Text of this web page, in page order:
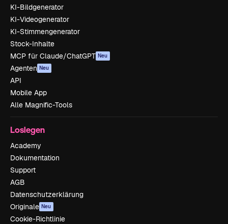
KI-Bildgenerator
KI-Videogenerator
KI-Stimmengenerator
Stock-Inhalte
MCP für Claude/ChatGPT Neu
Agenten Neu
API
Mobile App
Alle Magnific-Tools
Loslegen
Academy
Dokumentation
Support
AGB
Datenschutzerklärung
Originale Neu
Cookie-Richtlinie